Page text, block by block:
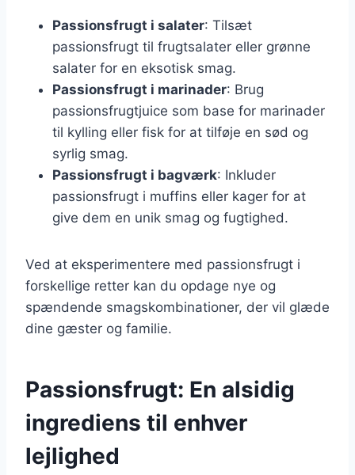
Passionsfrugt i salater: Tilsæt
passionsfrugt til frugtsalater eller grønne
salater for en eksotisk smag.
Passionsfrugt i marinader: Brug
passionsfrugtjuice som base for marinader
til kylling eller fisk for at tilføje en sød og
syrlig smag.
Passionsfrugt i bagværk: Inkluder
passionsfrugt i muffins eller kager for at
give dem en unik smag og fugtighed.
Ved at eksperimentere med passionsfrugt i
forskellige retter kan du opdage nye og
spændende smagskombinationer, der vil glæde
dine gæster og familie.
Passionsfrugt: En alsidig
ingrediens til enhver
lejlighed